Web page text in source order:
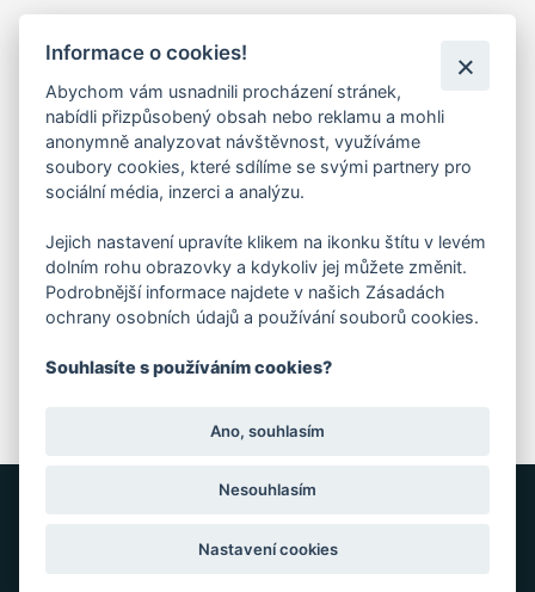
Praha 4 - Nusle, 140 00
DIČ: CZ28404009
KORESP. ADRESA A SKLAD
Lutopecny 159 (areál bývalého ZD)
Kroměříž, 767 01
+420 725 017 295
Informace o cookies!
Abychom vám usnadnili procházení stránek,
nabídli přizpůsobený obsah nebo reklamu a mohli
anonymně analyzovat návštěvnost, využíváme
soubory cookies, které sdílíme se svými partnery pro
sociální média, inzerci a analýzu.
Jejich nastavení upravíte klikem na ikonku štítu v levém
dolním rohu obrazovky a kdykoliv jej můžete změnit.
Podrobnější informace najdete v našich Zásadách
ochrany osobních údajů a používání souborů cookies.
Souhlasíte s používáním cookies?
Ano, souhlasím
Nesouhlasím
Nastavení cookies